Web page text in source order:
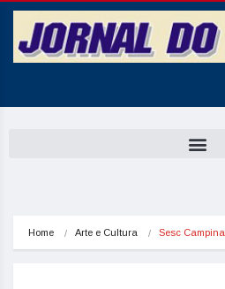
Home Arte e Cultura Sesc